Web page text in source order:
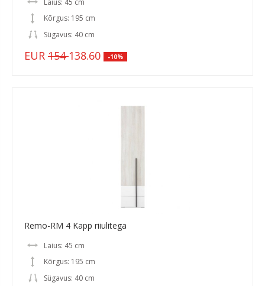
Laius: 45 cm
Kõrgus: 195 cm
Sügavus: 40 cm
EUR 154138.60 -10%
Remo-RM 4 Kapp riiulitega
Laius: 45 cm
Kõrgus: 195 cm
Sügavus: 40 cm